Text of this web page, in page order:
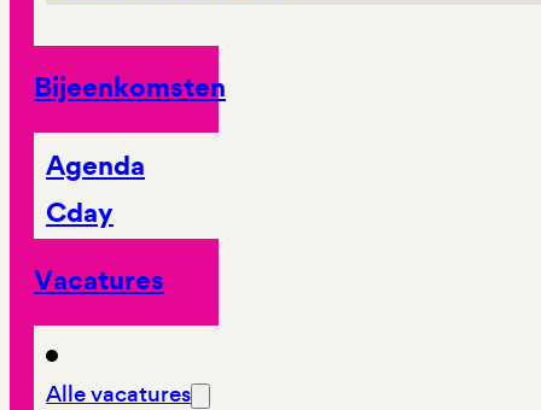
Bijeenkomsten
Agenda
Cday
Vacatures
Alle vacatures